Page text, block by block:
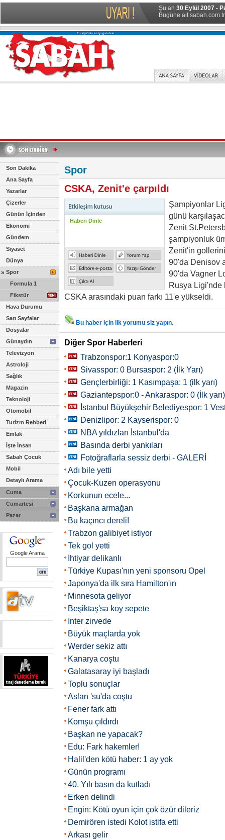
Şu an 30 Eylül 2007 -
Bugüne ait
Son Dakika
Ana Sayfa
Yazarlar
Çizerler
Günün İçinden
Ekonomi
Gündem
Siyaset
Dünya
» Spor
Formula 1
Fikstür
Hava Durumu
Sarı Sayfalar
Dosyalar
Günaydın
Televizyon
Astroloji
Sağlık
Magazin
Teknoloji
Otomobil
Turizm Rehberi
Emlak
İşte İnsan
Sabah Çocuk
Mobil
Detaylı Arama
Cuma
Cumartesi
Pazar
Google Arama
Spor
CSKA, Zenit'e çarpıldı
Haberi Dinle
Şampiyonlar
günü
Zenit
şampiyonluk
Zenit'in
90'da Denisov
90'da Vagner
Rusya Ligi'nde
CSKA arasındaki puan farkı 11'e yükseldi.
Bu haber için ilk yorumu siz yapın.
Diğer Spor Haberleri
Trabzonspor:1 Konyaspor:0
Sivasspor: 0 Bursaspor: 2 (İlk Yarı)
Gençlerbirliği: 1 Kasımpaşa: 1 (ilk yarı)
Gaziantepspor:0 - Ankaraspor: 0 (İlk yarı)
İstanbul Büyükşehir Belediyespor: 1
Denizlipor: 2 Kayserispor: 0
NBA yıldızları İstanbul'da
Basında derbi yankıları
Fotoğraflarla sessiz derbi - GALERİ
Adı bile yetti
Çocuk-Kuzen operasyonu
Korkunun ecele...
Başkana armağan
Bu kaçıncı dereli!
Trabzon galibiyet istiyor
Tek gol yetti
İhtiyar delikanlı
Türkiye Kupası'nın yeni sponsoru Opel
Japonya'da ilk sıra Hamilton'ın
Minnesota geliyor
Beşiktaş'sa koy sepete
Inter zirvede
Büyük maçlarda yok
Werder sekiz attı
Kanarya coştu
Galatasaray iyi başladı
Toplu sonuçlar
Aslan 'su'da coştu
Fener fark attı
Komşu çıldırdı
Başkan ne yapacak?
Edu: Fark hakemler!
Halil'den kötü haber: 1 ay yok
Günün programı
40. Yılı basın da kutladı
Erken delindi
Engin: Kötü oyun için çok özür dileriz
Demirören istedi Kolot istifa etti
Arkası gelir